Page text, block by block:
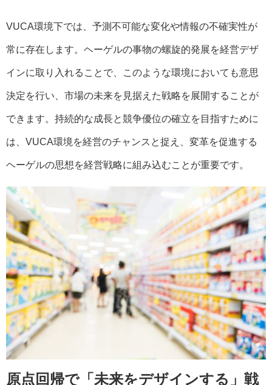
VUCA環境下では、予測不可能な変化や情報の不確実性が
常に存在します。ヘーゲルの事物の螺旋的発展を経営デザ
インに取り入れることで、このような環境においても意思
決定を行い、市場の未来を見据えた戦略を展開することが
できます。持続的な成長と競争優位の確立を目指すために
は、VUCA環境を経営のチャンスと捉え、変革を促進する
ヘーゲルの思想を経営戦略に組み込むことが重要です。
原点回帰で「未来をデザインする」戦